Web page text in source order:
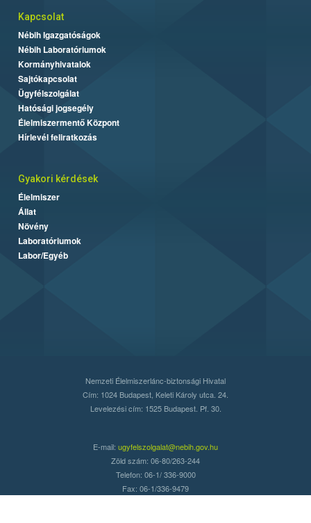
Kapcsolat
Nébih Igazgatóságok
Nébih Laboratóriumok
Kormányhivatalok
Sajtókapcsolat
Ügyfélszolgálat
Hatósági jogsegély
Élelmiszermentő Központ
Hírlevél feliratkozás
Gyakori kérdések
Élelmiszer
Állat
Növény
Laboratóriumok
Labor/Egyéb
Nemzeti Élelmiszerlánc-biztonsági Hivatal
Cím: 1024 Budapest, Keleti Károly utca. 24.
Levelezési cím: 1525 Budapest. Pf. 30.
E-mail: ugyfelszolgalat@nebih.gov.hu
Zöld szám: 06-80/263-244
Telefon: 06-1/ 336-9000
Fax: 06-1/336-9479